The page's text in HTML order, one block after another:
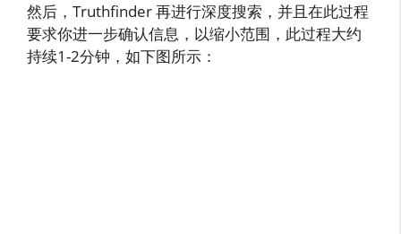
然后，Truthfinder 再进行深度搜索，并且在此过程
要求你进一步确认信息，以缩小范围，此过程大约
持续1-2分钟，如下图所示：